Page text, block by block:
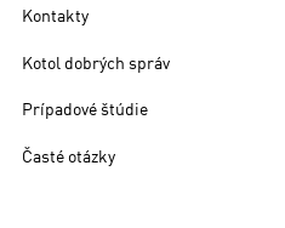
Kontakty
Kotol dobrých správ
Prípadové štúdie
Časté otázky